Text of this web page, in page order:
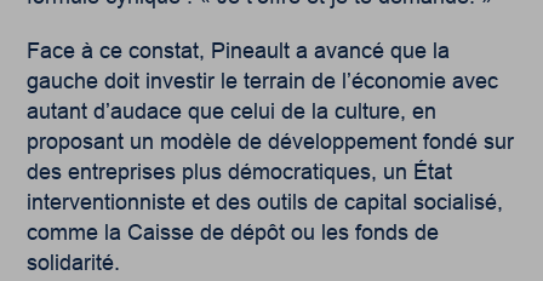
Face à ce constat, Pineault a avancé que la
gauche doit investir le terrain de l’économie avec
autant d’audace que celui de la culture, en
proposant un modèle de développement fondé sur
des entreprises plus démocratiques, un État
interventionniste et des outils de capital socialisé,
comme la Caisse de dépôt ou les fonds de
solidarité.